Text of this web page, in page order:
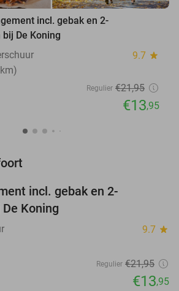
incl. gebak en 2-
De Koning
9.7 star
Regulier €21,95
€13,95
incl. gebak en 2-
Koning
9.7 star
Regulier €21,95
€13,95